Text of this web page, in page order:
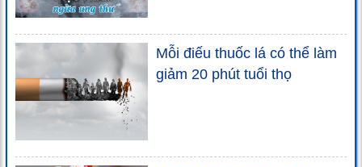
Mỗi điếu thuốc lá có thể làm
giảm 20 phút tuổi thọ